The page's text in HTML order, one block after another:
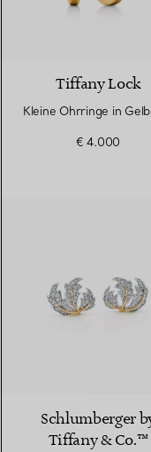
Tiffany Lock
Kleine Ohrringe in
€ 4.000
Schlumberger
Tiffany & Co.™